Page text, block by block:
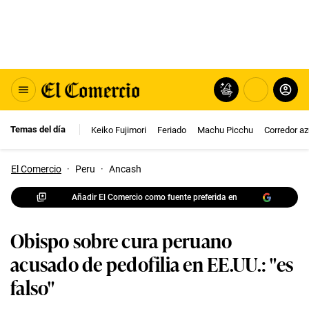
Temas del día Keiko Fujimori Feriado Machu Picchu Corredor
El Comercio · Peru · Ancash
Añadir El Comercio como fuente preferida en
Obispo sobre cura peruano
acusado de pedofilia en EE.UU.: "es
falso"